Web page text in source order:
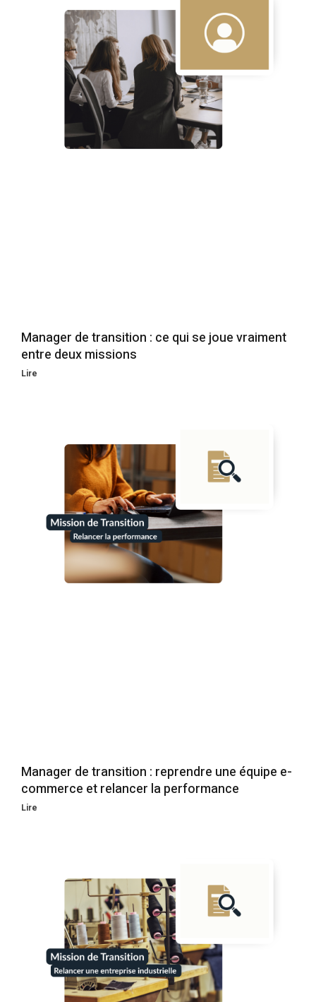
Manager de transition : ce qui se joue vraiment
entre deux missions
Lire
Manager de transition : reprendre une équipe e-
commerce et relancer la performance
Lire